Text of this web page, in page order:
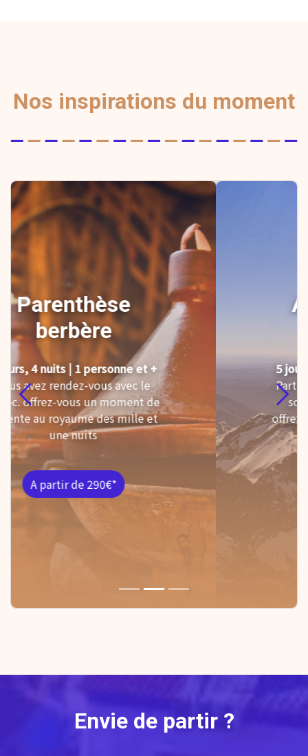
Nos inspirations du moment
Ascension du
Toubkal
5 jours, 4 nuits | 1 personne et +
Partez à l'ascension du plus haut
sommet d'Afrique du Nord,
offrez-vous le Toubkal et ses 4167
m !
A partir de 395€*
Previous Next
Envie de partir ?